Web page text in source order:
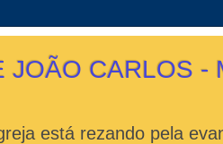
JOÃO CARLOS -
está rezando pela